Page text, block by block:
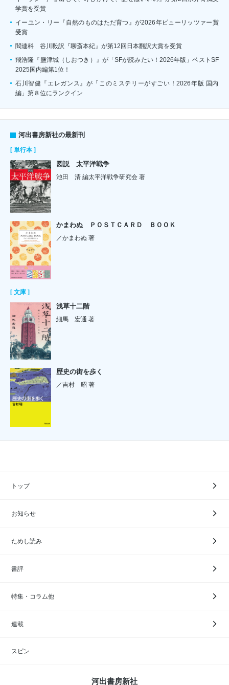
学賞を受賞
イーユン・リー『自然のものはただ育つ』が2026年ピューリッツァー賞
受賞
閻連科 谷川毅訳『聊斎本紀』が第12回日本翻訳大賞を受賞
飛浩隆『鹽津城（しおつき）』が「SFが読みたい！2026年版」ベストSF
2025国内編第1位！
石川智健『エレガンス』が「このミステリーがすごい！2026年版 国内
編」第８位にランクイン
河出書房新社の最新刊
[ 単行本 ]
図説 太平洋戦争
池田 清 編太平洋戦争研究会 著
かまわぬ ＰＯＳＴＣＡＲＤ ＢＯＯＫ
／かまわぬ 著
[ 文庫 ]
浅草十二階
細馬 宏通 著
歴史の街を歩く
／吉村 昭 著
トップ
お知らせ
ためし読み
書評
特集・コラム他
連載
スピン
河出書房新社